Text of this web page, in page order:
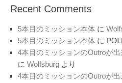
Recent Comments
5本目のミッション本体 に
5本目のミッション本体 に
4本目のミッションのOutroが出
に Wolfsburg より
4本目のミッションのOutroが出